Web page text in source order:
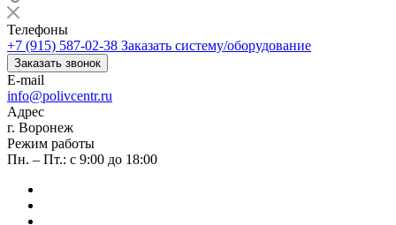
Телефоны
+7 (915) 587-02-38 Заказать систему/оборудование
Заказать звонок
E-mail
info@polivcentr.ru
Адрес
г. Воронеж
Режим работы
Пн. – Пт.: с 9:00 до 18:00